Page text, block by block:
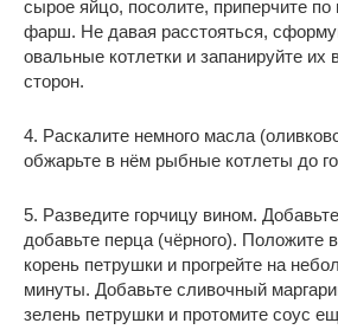
сырое яйцо, посолите, приперчите
фарш. Не давая расстояться,
овальные котлетки и запанируйте их
сторон.
4. Раскалите немного масла
обжарьте в нём рыбные котлеты до
5. Разведите горчицу вином.
добавьте перца (чёрного). Положите
корень петрушки и прогрейте на
минуты. Добавьте сливочный
зелень петрушки и протомите соус